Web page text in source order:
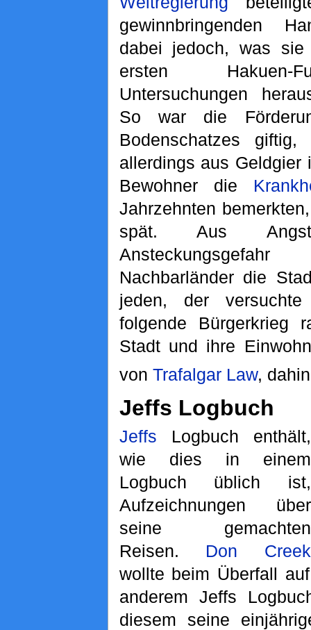
gewinnbringenden
dabei jedoch, was
ersten Hakuen-
Untersuchungen
So war die
Bodenschatzes
allerdings aus Geldgier
Bewohner die
Jahrzehnten
spät. Aus
Nachbarländer die
jeden, der
folgende Bürgerkrieg
Stadt und ihre
von Trafalgar Law,
Jeffs Logbuch
Jeffs Logbuch enthält,
wie dies in einem
Logbuch üblich ist,
Aufzeichnungen über
seine gemachten
Reisen. Don Creek
wollte beim Überfall
anderem Jeffs
diesem seine